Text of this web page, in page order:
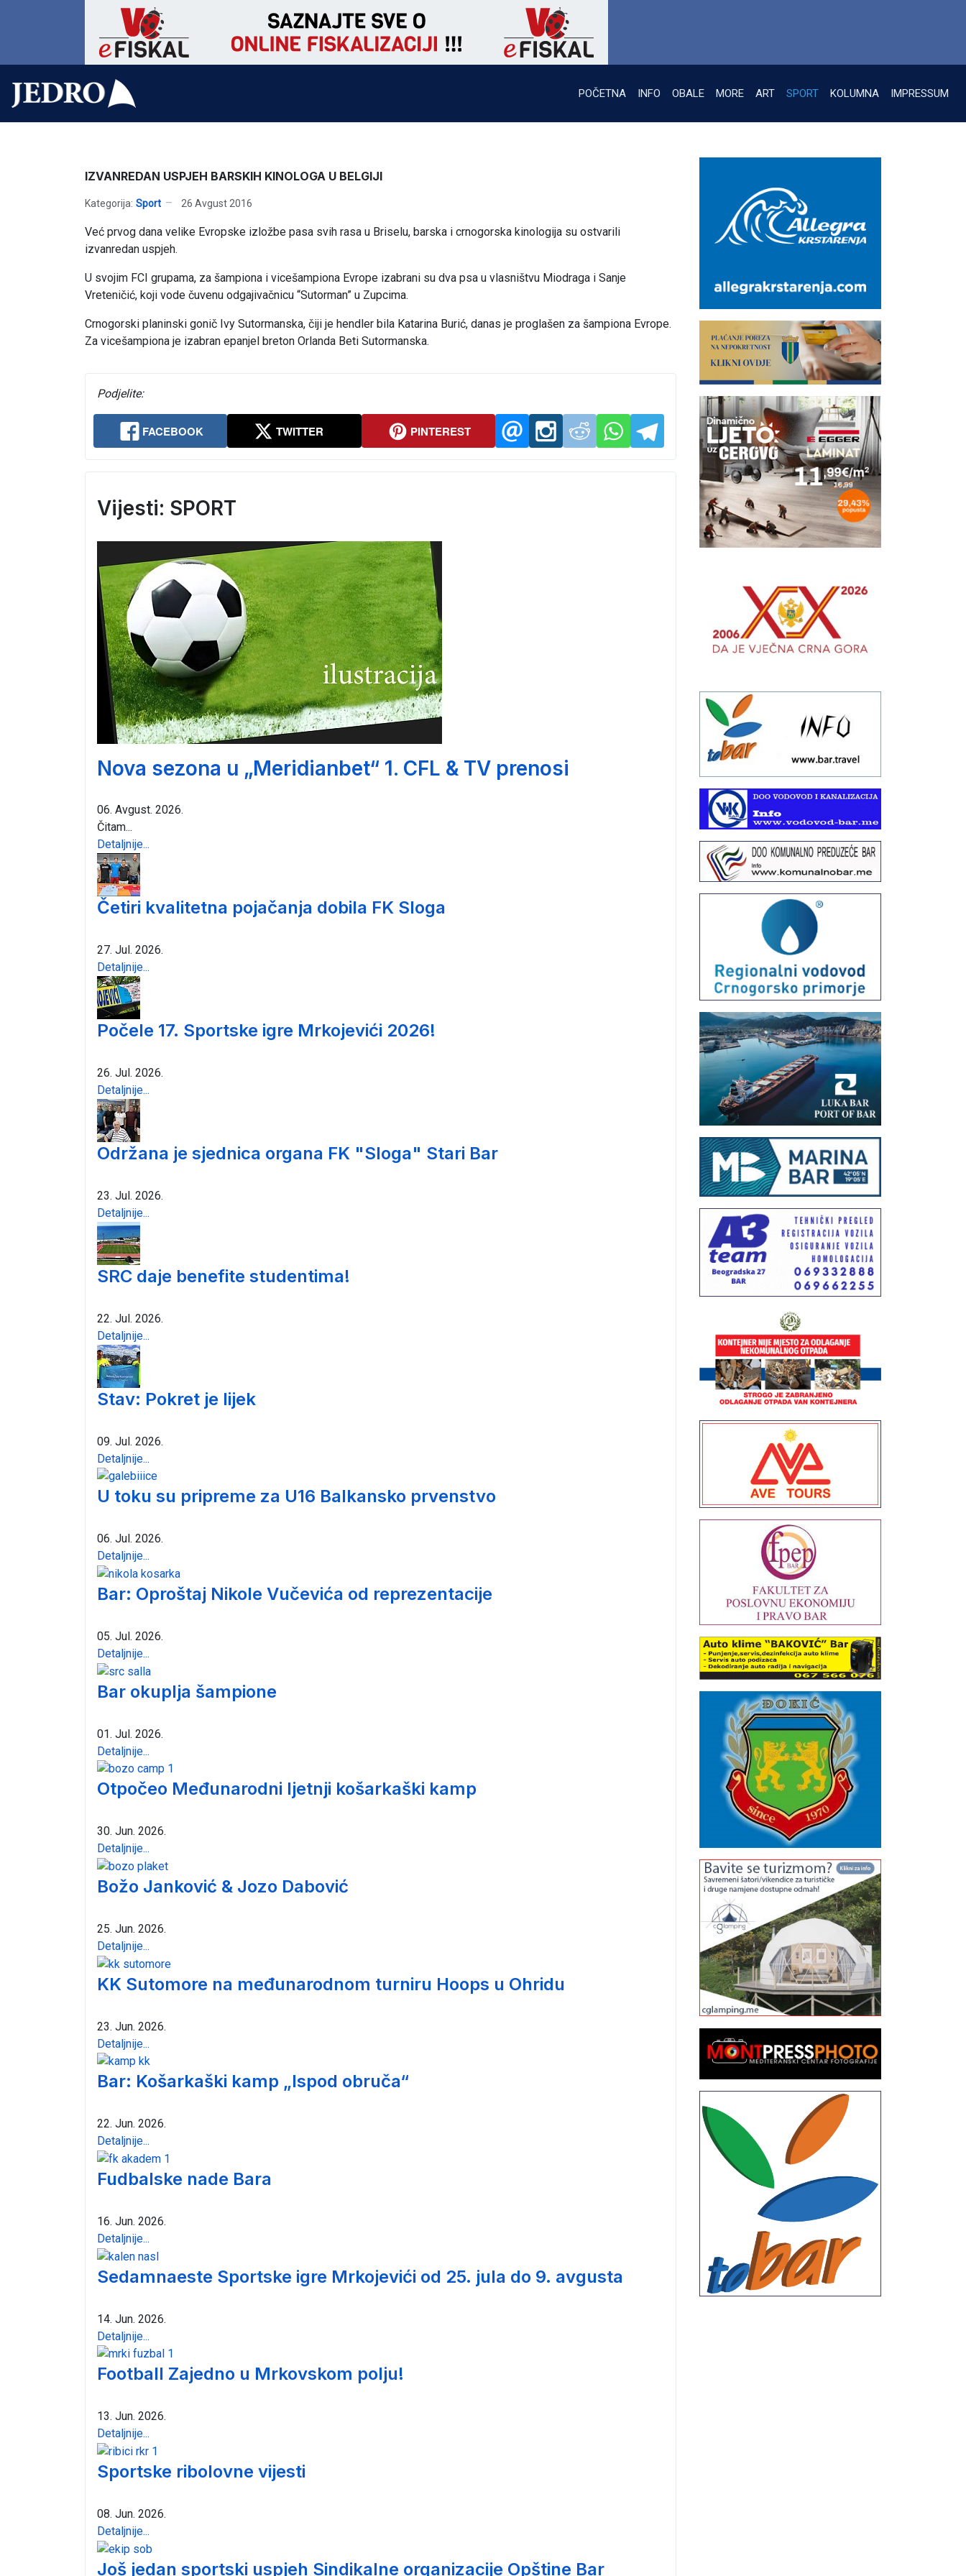
POČETNA INFO OBALE MORE ART SPORT KOLUMNA IMPRESSUM
IZVANREDAN USPJEH BARSKIH KINOLOGA U BELGIJI
Kategorija: Sport 26 Avgust 2016
Već prvog dana velike Evropske izložbe pasa svih rasa u Briselu, barska i crnogorska kinologija su ostvarili
izvanredan uspjeh.
U svojim FCI grupama, za šampiona i vicešampiona Evrope izabrani su dva psa u vlasništvu Miodraga i Sanje
Vreteničić, koji vode čuvenu odgajivačnicu “Sutorman” u Zupcima.
Crnogorski planinski gonič Ivy Sutormanska, čiji je hendler bila Katarina Burić, danas je proglašen za šampiona Evrope.
Za vicešampiona je izabran epanjel breton Orlanda Beti Sutormanska.
Podjelite:
FACEBOOK TWITTER PINTEREST
Vijesti: SPORT
Nova sezona u „Meridianbet“ 1. CFL & TV prenosi
06. Avgust. 2026.
Čitam...
Detaljnije...
Četiri kvalitetna pojačanja dobila FK Sloga
27. Jul. 2026.
Detaljnije...
Počele 17. Sportske igre Mrkojevići 2026!
26. Jul. 2026.
Detaljnije...
Održana je sjednica organa FK "Sloga" Stari Bar
23. Jul. 2026.
Detaljnije...
SRC daje benefite studentima!
22. Jul. 2026.
Detaljnije...
Stav: Pokret je lijek
09. Jul. 2026.
Detaljnije...
U toku su pripreme za U16 Balkansko prvenstvo
06. Jul. 2026.
Detaljnije...
Bar: Oproštaj Nikole Vučevića od reprezentacije
05. Jul. 2026.
Detaljnije...
Bar okuplja šampione
01. Jul. 2026.
Detaljnije...
Otpočeo Međunarodni ljetnji košarkaški kamp
30. Jun. 2026.
Detaljnije...
Božo Janković & Jozo Dabović
25. Jun. 2026.
Detaljnije...
KK Sutomore na međunarodnom turniru Hoops u Ohridu
23. Jun. 2026.
Detaljnije...
Bar: Košarkaški kamp „Ispod obruča“
22. Jun. 2026.
Detaljnije...
Fudbalske nade Bara
16. Jun. 2026.
Detaljnije...
Sedamnaeste Sportske igre Mrkojevići od 25. jula do 9. avgusta
14. Jun. 2026.
Detaljnije...
Football Zajedno u Mrkovskom polju!
13. Jun. 2026.
Detaljnije...
Sportske ribolovne vijesti
08. Jun. 2026.
Detaljnije...
Još jedan sportski uspjeh Sindikalne organizacije Opštine Bar